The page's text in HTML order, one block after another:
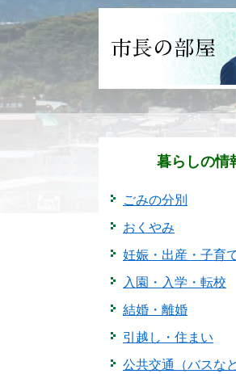
暮らしの情
ごみの分別
おくやみ
妊娠・出産・子育
入園・入学・転校
結婚・離婚
引越し・住まい
公共交通（バスなど